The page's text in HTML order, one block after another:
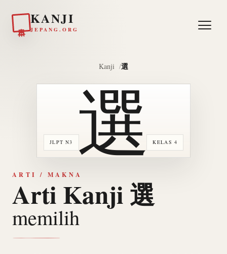
KANJI
JEPANG.ORG
Kanji 選
JLPT N3 KELAS 4
選
ARTI / MAKNA
Arti Kanji 選
memilih